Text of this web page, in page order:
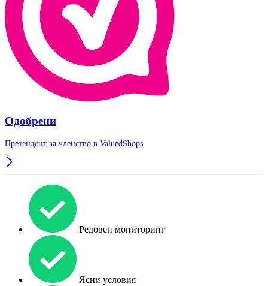
Одобрени
Претендент за членство в ValuedShops
Редовен мониторинг
Ясни условия